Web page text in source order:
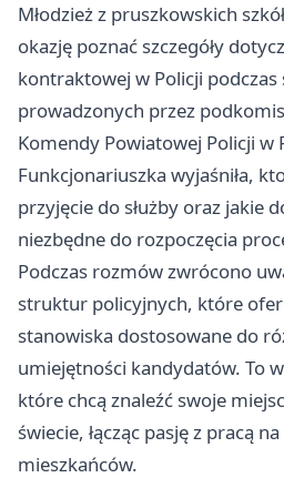
Młodzież z pruszkowskich
okazję poznać szczegóły
kontraktowej w Policji podczas
prowadzonych przez
Komendy Powiatowej Policji w
Funkcjonariuszka wyjaśniła,
przyjęcie do służby oraz jakie
niezbędne do rozpoczęcia
Podczas rozmów zwrócono
struktur policyjnych, które
stanowiska dostosowane do
umiejętności kandydatów. To
które chcą znaleźć swoje
świecie, łącząc pasję z pracą
mieszkańców.